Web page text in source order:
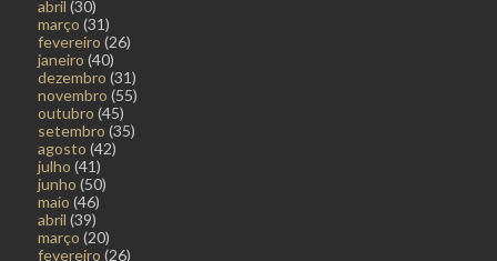
abril (30)
março (31)
fevereiro (26)
janeiro (40)
dezembro (31)
novembro (55)
outubro (45)
setembro (35)
agosto (42)
julho (41)
junho (50)
maio (46)
abril (39)
março (20)
fevereiro (26)